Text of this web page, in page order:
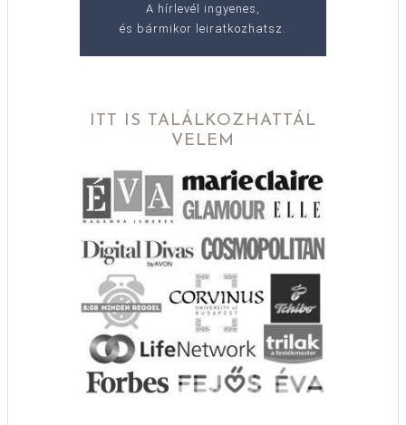
A hírlevél ingyenes,
és bármikor leiratkozhatsz.
ITT IS TALÁLKOZHATTÁL
VELEM